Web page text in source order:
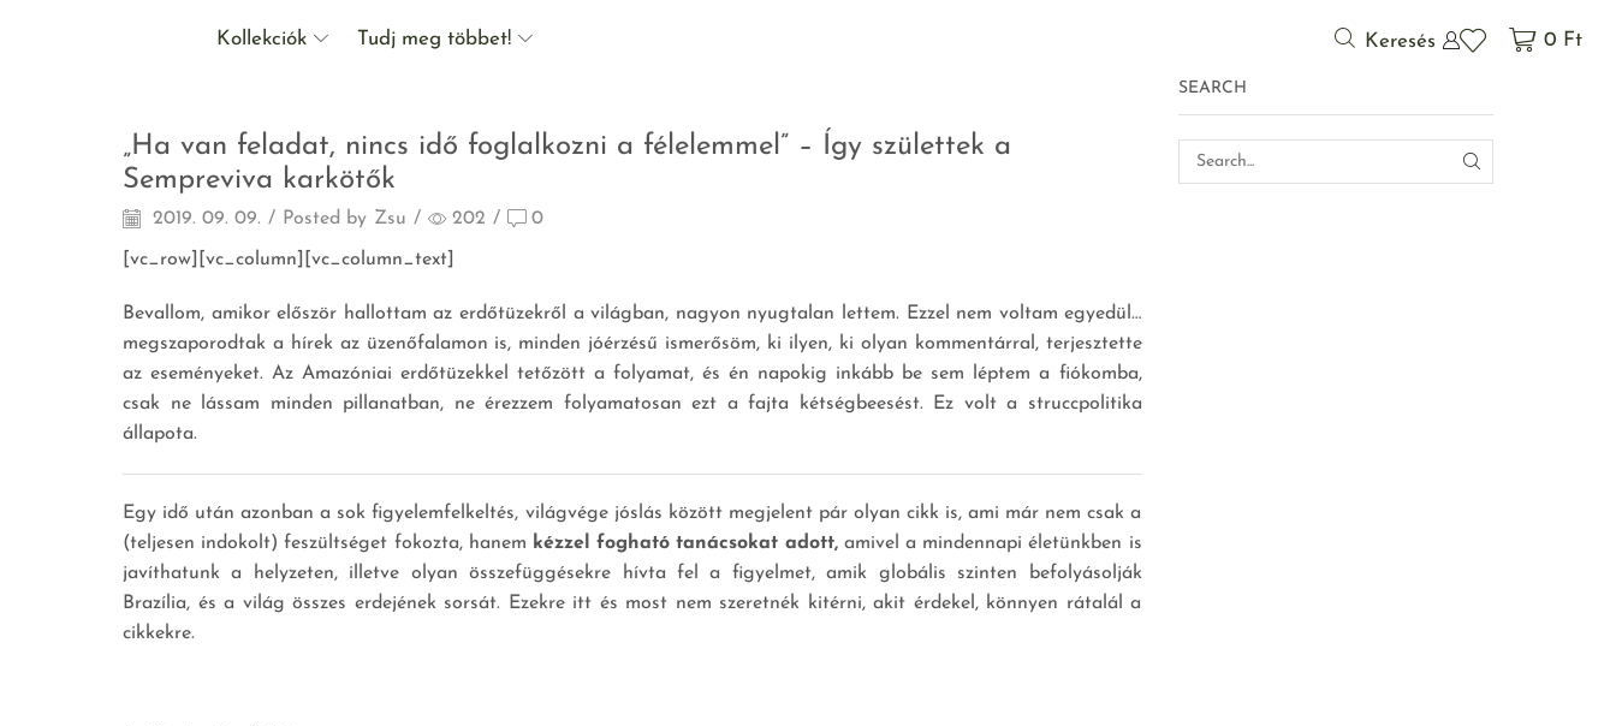
Kollekciók Tudj meg többet! Keresés 0 Ft
Agymenés
„Ha van feladat, nincs idő foglalkozni a félelemmel” – Így születtek a
Sempreviva karkötők
2019. 09. 09. / Posted by Zsu / 202 / 0
[vc_row][vc_column][vc_column_text]
Bevallom, amikor először hallottam az erdőtüzekről a világban, nagyon nyugtalan lettem. Ezzel nem voltam egyedül…
megszaporodtak a hírek az üzenőfalamon is, minden jóérzésű ismerősöm, ki ilyen, ki olyan kommentárral, terjesztette
az eseményeket. Az Amazóniai erdőtüzekkel tetőzött a folyamat, és én napokig inkább be sem léptem a fiókomba,
csak ne lássam minden pillanatban, ne érezzem folyamatosan ezt a fajta kétségbeesést. Ez volt a struccpolitika
állapota.
Egy idő után azonban a sok figyelemfelkeltés, világvége jóslás között megjelent pár olyan cikk is, ami már nem csak a
(teljesen indokolt) feszültséget fokozta, hanem kézzel fogható tanácsokat adott,amivel a mindennapi életünkben is
javíthatunk a helyzeten, illetve olyan összefüggésekre hívta fel a figyelmet, amik globális szinten befolyásolják
Brazília, és a világ összes erdejének sorsát. Ezekre itt és most nem szeretnék kitérni, akit érdekel, könnyen rátalál a
cikkekre.
SEARCH